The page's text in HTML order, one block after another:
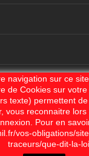
navigation sur ce
de Cookies sur
texte) permettent
vous reconnaitre
Pour en
vos-obligations/
traceurs/que-dit-la-